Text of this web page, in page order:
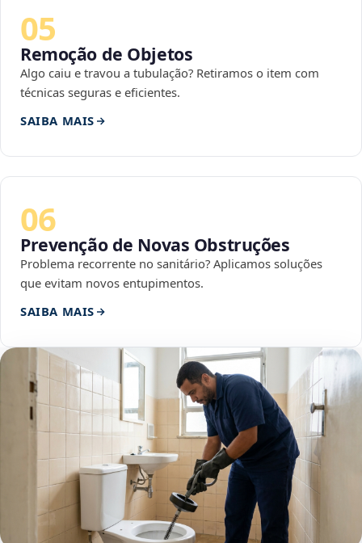
05
Remoção de Objetos
Algo caiu e travou a tubulação? Retiramos o item com
técnicas seguras e eficientes.
SAIBA MAIS
06
Prevenção de Novas Obstruções
Problema recorrente no sanitário? Aplicamos soluções
que evitam novos entupimentos.
SAIBA MAIS